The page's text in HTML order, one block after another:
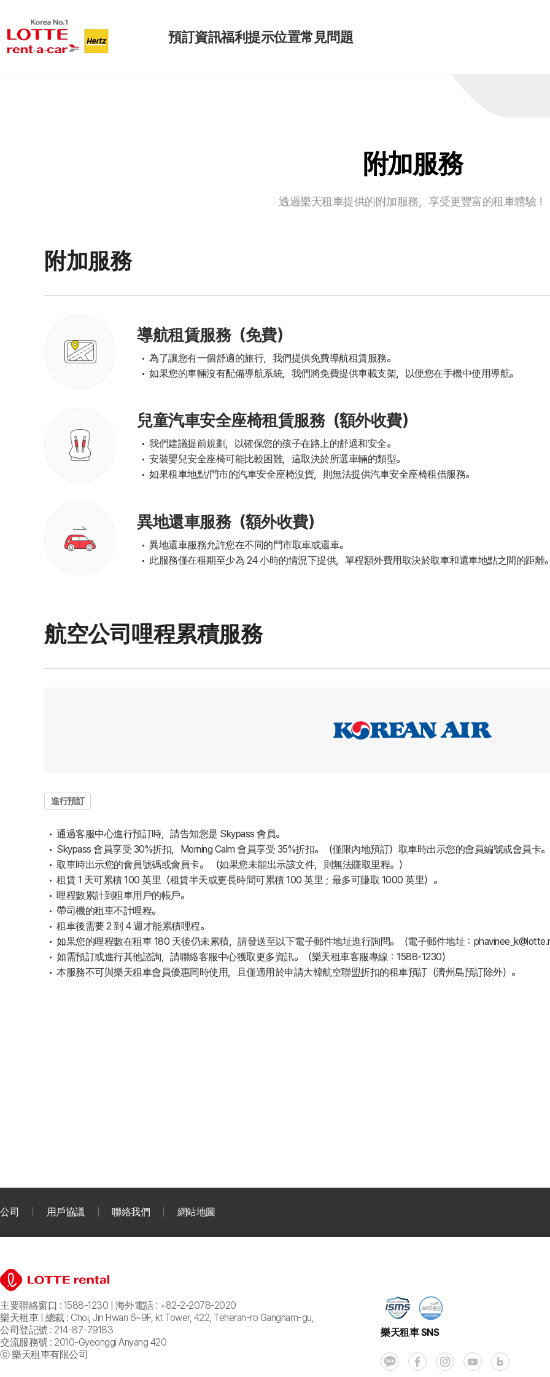
預訂資訊福利提示位置常見問題
附加服務
透過樂天租車提供的附加服務，享受更豐富的租車體驗！
附加服務
導航租賃服務（免費）
為了讓您有一個舒適的旅行，我們提供免費導航租賃服務。
如果您的車輛沒有配備導航系統，我們將免費提供車載支架，以便您在手機中使用導航。
兒童汽車安全座椅租賃服務（額外收費）
我們建議提前規劃，以確保您的孩子在路上的舒適和安全。
安裝嬰兒安全座椅可能比較困難，這取決於所選車輛的類型。
如果租車地點/門市的汽車安全座椅沒貨，則無法提供汽車安全座椅租借服務。
異地還車服務（額外收費）
異地還車服務允許您在不同的門市取車或還車。
此服務僅在租期至少為 24 小時的情況下提供，單程額外費用取決於取車和還車地點之間的距離
航空公司哩程累積服務
進行預訂
通過客服中心進行預訂時，請告知您是 Skypass 會員。
Skypass 會員享受 30%折扣，Morning Calm 會員享受 35%折扣。（僅限內地預訂）取車時出示您的會員編號或會員卡
取車時出示您的會員號碼或會員卡。 （如果您未能出示該文件，則無法賺取里程。）
租賃 1 天可累積 100 英里（租賃半天或更長時間可累積 100 英里；最多可賺取 1000 英里）。
哩程數累計到租車用戶的帳戶。
帶司機的租車不計哩程。
租車後需要 2 到 4 週才能累積哩程。
如果您的哩程數在租車 180 天後仍未累積，請發送至以下電子郵件地址進行詢問。（電子郵件地址：
如需預訂或進行其他諮詢，請聯絡客服中心獲取更多資訊。（樂天租車客服專線：1588-1230）
本服務不可與樂天租車會員優惠同時使用，且僅適用於申請大韓航空聯盟折扣的租車預訂（濟州島預訂除外）。
公司 用戶協議 聯絡我們 網站地圖
主要聯絡窗口 : 1588-1230 | 海外電話 : +82-2-2078-2020
樂天租車 | 總裁 : Choi, Jin Hwan 6~9F, kt Tower, 422, Teheran-ro Gangnam-gu,
公司登記號 : 214-87-79183
交流服務號 : 2010-Gyeonggi Anyang 420
ⓒ 樂天租車有限公司
樂天租車 SNS